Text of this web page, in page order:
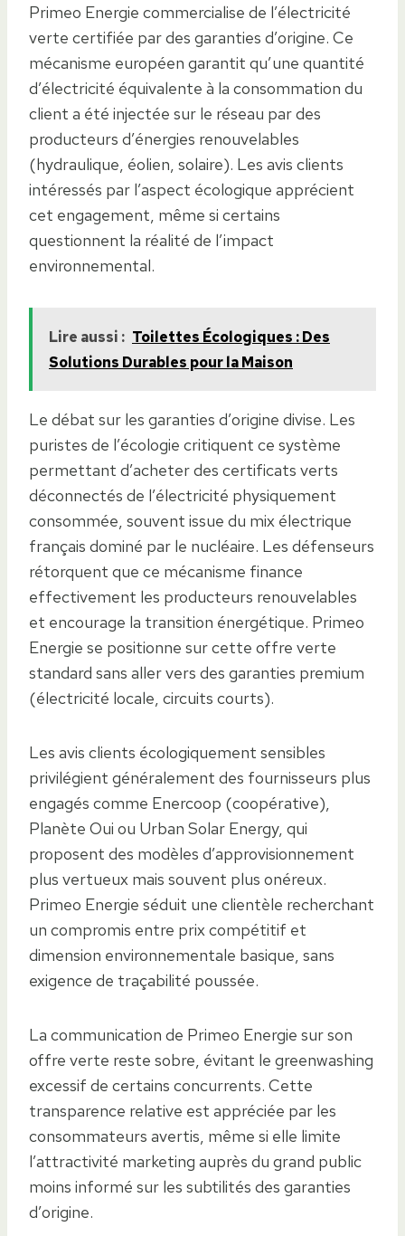
Primeo Energie commercialise de l’électricité
verte certifiée par des garanties d’origine. Ce
mécanisme européen garantit qu’une quantité
d’électricité équivalente à la consommation du
client a été injectée sur le réseau par des
producteurs d’énergies renouvelables
(hydraulique, éolien, solaire). Les avis clients
intéressés par l’aspect écologique apprécient
cet engagement, même si certains
questionnent la réalité de l’impact
environnemental.
Lire aussi : Toilettes Écologiques : Des
Solutions Durables pour la Maison
Le débat sur les garanties d’origine divise. Les
puristes de l’écologie critiquent ce système
permettant d’acheter des certificats verts
déconnectés de l’électricité physiquement
consommée, souvent issue du mix électrique
français dominé par le nucléaire. Les défenseurs
rétorquent que ce mécanisme finance
effectivement les producteurs renouvelables
et encourage la transition énergétique. Primeo
Energie se positionne sur cette offre verte
standard sans aller vers des garanties premium
(électricité locale, circuits courts).
Les avis clients écologiquement sensibles
privilégient généralement des fournisseurs plus
engagés comme Enercoop (coopérative),
Planète Oui ou Urban Solar Energy, qui
proposent des modèles d’approvisionnement
plus vertueux mais souvent plus onéreux.
Primeo Energie séduit une clientèle recherchant
un compromis entre prix compétitif et
dimension environnementale basique, sans
exigence de traçabilité poussée.
La communication de Primeo Energie sur son
offre verte reste sobre, évitant le greenwashing
excessif de certains concurrents. Cette
transparence relative est appréciée par les
consommateurs avertis, même si elle limite
l’attractivité marketing auprès du grand public
moins informé sur les subtilités des garanties
d’origine.